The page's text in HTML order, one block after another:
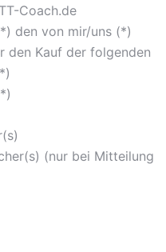
Coach.de
den von mir/uns (*)
den Kauf der folgenden
(nur bei Mitteilung